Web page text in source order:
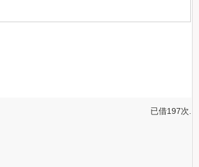
已借197次.